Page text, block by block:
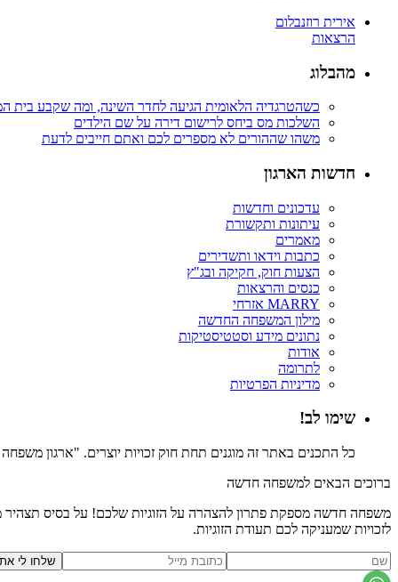
אירית רוזנבלום
הרצאות
מהבלוג
כשהטרגדיה הלאומית הגיעה לחדר השינה, ומה שקבע בית
השלכות מס ביחס לרישום דירה על שם הילדים
משהו שההורים לא מספרים לכם ואתם חייבים לדעת
חדשות הארגון
עדכונים וחדשות
עיתונות ותקשורת
מאמרים
כתבות וידאו ותשדירים
הצעות חוק, חקיקה ובג"ץ
כנסים והרצאות
MARRY אזרחי
מילון המשפחה החדשה
נתונים מידע וסטטיסטיקות
אודות
לתרומה
מדיניות הפרטיות
שימו לב!
כל התכנים באתר זה מוגנים תחת חוק זכויות יוצרים. "ארגון
ברוכים הבאים למשפחה חדשה
משפחה חדשה מספקת פתרון להצהרה על הזוגיות שלכם! על בסיס תצהיר
לזכויות שמעניקה לכם תעודת הזוגיות.